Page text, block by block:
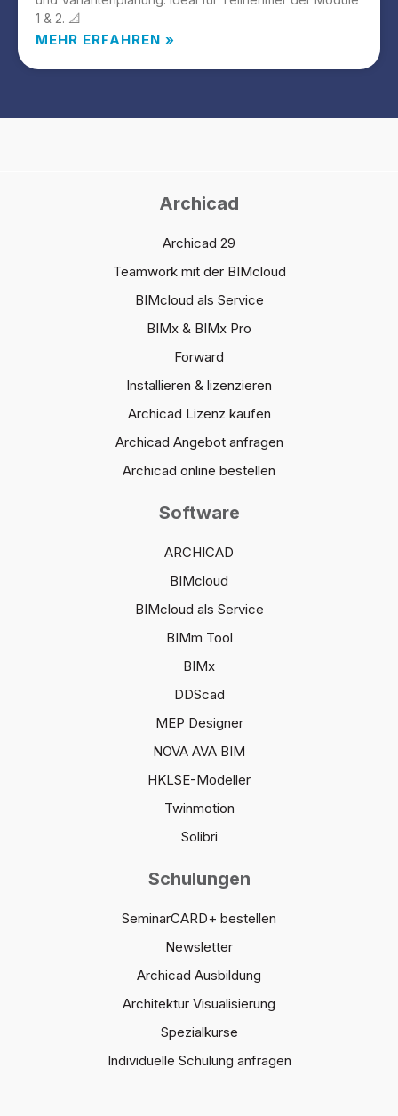
1 & 2. 📐
MEHR ERFAHREN »
Archicad
Archicad 29
Teamwork mit der BIMcloud
BIMcloud als Service
BIMx & BIMx Pro
Forward
Installieren & lizenzieren
Archicad Lizenz kaufen
Archicad Angebot anfragen
Archicad online bestellen
Software
ARCHICAD
BIMcloud
BIMcloud als Service
BIMm Tool
BIMx
DDScad
MEP Designer
NOVA AVA BIM
HKLSE-Modeller
Twinmotion
Solibri
Schulungen
SeminarCARD+ bestellen
Newsletter
Archicad Ausbildung
Architektur Visualisierung
Spezialkurse
Individuelle Schulung anfragen